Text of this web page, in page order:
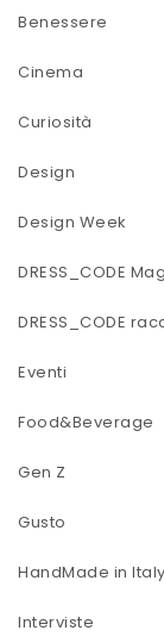
Benessere
Cinema
Curiosità
Design
Design Week
DRESS_CODE
DRESS_CODE
Eventi
Food&Beverage
Gen Z
Gusto
HandMade in Italy
Interviste